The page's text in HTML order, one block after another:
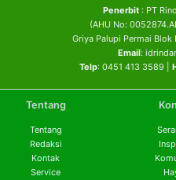
Penerbit: PT
(AHU No:
Griya Palupi Permai Blok
Email:
Telp: 0451 413 3589 |
Tentang
Tentang
Redaksi
Kontak
Service